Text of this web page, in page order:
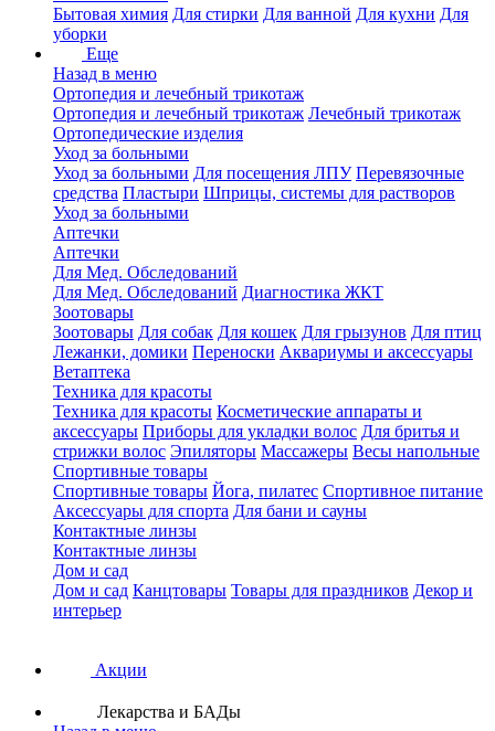
Бытовая химия Для стирки Для ванной Для кухни Для
уборки
Еще
Назад в меню
Ортопедия и лечебный трикотаж
Ортопедия и лечебный трикотаж Лечебный трикотаж
Ортопедические изделия
Уход за больными
Уход за больными Для посещения ЛПУ Перевязочные
средства Пластыри Шприцы, системы для растворов
Уход за больными
Аптечки
Аптечки
Для Мед. Обследований
Для Мед. Обследований Диагностика ЖКТ
Зоотовары
Зоотовары Для собак Для кошек Для грызунов Для птиц
Лежанки, домики Переноски Аквариумы и аксессуары
Ветаптека
Техника для красоты
Техника для красоты Косметические аппараты и
аксессуары Приборы для укладки волос Для бритья и
стрижки волос Эпиляторы Массажеры Весы напольные
Спортивные товары
Спортивные товары Йога, пилатес Спортивное питание
Аксессуары для спорта Для бани и сауны
Контактные линзы
Контактные линзы
Дом и сад
Дом и сад Канцтовары Товары для праздников Декор и
интерьер
Акции
Лекарства и БАДы